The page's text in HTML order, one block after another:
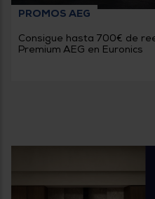
PROMOS AEG
Consigue hasta 700€ de
Premium AEG en Euronics